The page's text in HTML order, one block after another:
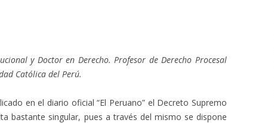
y Doctor en Derecho. Profesor de Derecho Procesal
Católica del Perú.
en el diario oficial “El Peruano” el Decreto Supremo
bastante singular, pues a través del mismo se dispone